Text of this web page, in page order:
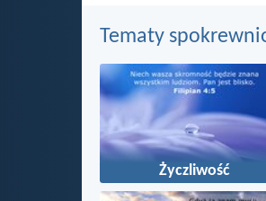
Tematy
Życzliwość